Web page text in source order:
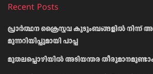
Recent Posts
പ്രാര്‍ത്ഥന ക്രൈസ്തവ കുടുംബങ്ങളില്‍ നിന്ന്
മുന്നറിയിപ്പുമായി പാപ്പ
മുതലപ്പൊഴിയിൽ അടിയന്തര